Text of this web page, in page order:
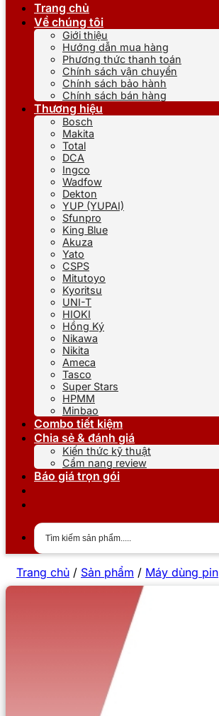
Trang chủ
Về chúng tôi
Giới thiệu
Hướng dẫn mua hàng
Phương thức thanh toán
Chính sách vận chuyển
Chính sách bảo hành
Chính sách bán hàng
Thương hiệu
Bosch
Makita
Total
DCA
Ingco
Wadfow
Dekton
YUP (YUPAI)
Sfunpro
King Blue
Akuza
Yato
CSPS
Mitutoyo
Kyoritsu
UNI-T
HIOKI
Hồng Ký
Nikawa
Nikita
Ameca
Tasco
Super Stars
HPMM
Minbao
Combo tiết kiệm
Chia sẻ & đánh giá
Kiến thức kỹ thuật
Cẩm nang review
Báo giá trọn gói
Trang chủ / Sản phẩm / Máy dùng pin